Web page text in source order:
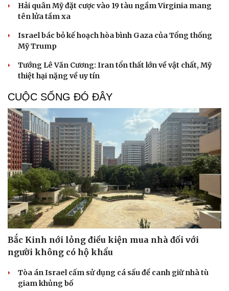
Hải quân Mỹ đặt cược vào 19 tàu ngầm Virginia mang
tên lửa tầm xa
Israel bác bỏ kế hoạch hòa bình Gaza của Tổng thống
Mỹ Trump
Tướng Lê Văn Cương: Iran tổn thất lớn về vật chất, Mỹ
thiệt hại nặng về uy tín
CUỘC SỐNG ĐÓ ĐÂY
Bắc Kinh nới lỏng điều kiện mua nhà đối với
người không có hộ khẩu
Tòa án Israel cấm sử dụng cá sấu để canh giữ nhà tù
giam khủng bố